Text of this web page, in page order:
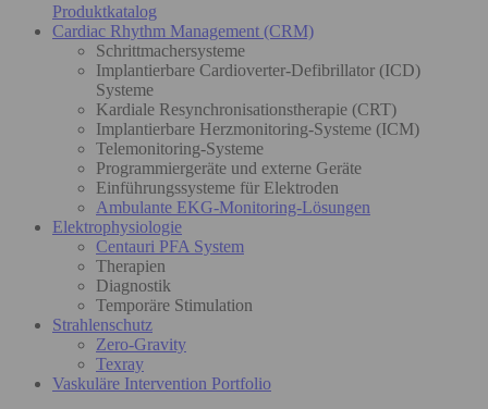
Produktkatalog
Cardiac Rhythm Management (CRM)
Schrittmachersysteme
Implantierbare Cardioverter-Defibrillator (ICD)
Systeme
Kardiale Resynchronisationstherapie (CRT)
Implantierbare Herzmonitoring-Systeme (ICM)
Telemonitoring-Systeme
Programmiergeräte und externe Geräte
Einführungssysteme für Elektroden
Ambulante EKG-Monitoring-Lösungen
Elektrophysiologie
Centauri PFA System
Therapien
Diagnostik
Temporäre Stimulation
Strahlenschutz
Zero-Gravity
Texray
Vaskuläre Intervention Portfolio